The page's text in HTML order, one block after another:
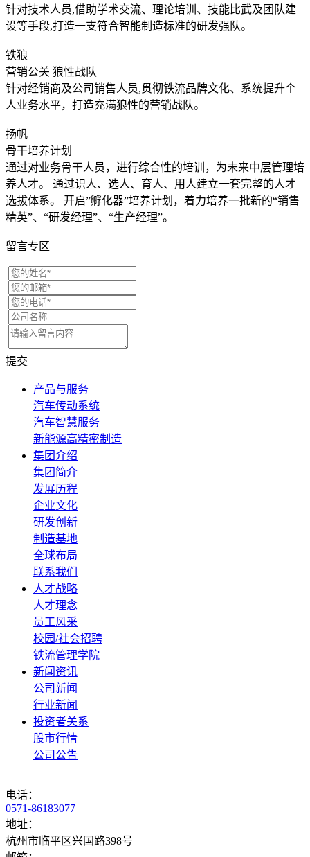
针对技术人员,借助学术交流、理论培训、技能比武及团队建
设等手段,打造一支符合智能制造标准的研发强队。
铁狼
营销公关 狼性战队
针对经销商及公司销售人员,贯彻铁流品牌文化、系统提升个
人业务水平，打造充满狼性的营销战队。
扬帆
骨干培养计划
通过对业务骨干人员，进行综合性的培训，为未来中层管理培
养人才。 通过识人、选人、育人、用人建立一套完整的人才
选拔体系。 开启”孵化器”培养计划，着力培养一批新的“销售
精英”、“研发经理”、“生产经理”。
留言专区
提交
产品与服务
汽车传动系统
汽车智慧服务
新能源高精密制造
集团介绍
集团简介
发展历程
企业文化
研发创新
制造基地
全球布局
联系我们
人才战略
人才理念
员工风采
校园/社会招聘
铁流管理学院
新闻资讯
公司新闻
行业新闻
投资者关系
股市行情
公司公告
电话：
0571-86183077
地址：
杭州市临平区兴国路398号